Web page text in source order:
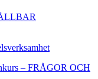
– FRÅGOR OCH